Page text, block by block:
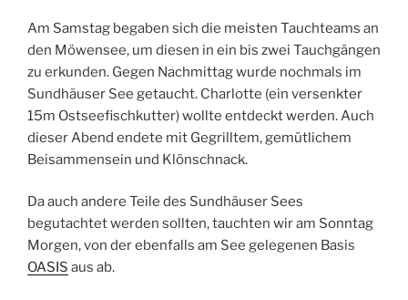
Am Samstag begaben sich die meisten Tauchteams an
den Möwensee, um diesen in ein bis zwei Tauchgängen
zu erkunden. Gegen Nachmittag wurde nochmals im
Sundhäuser See getaucht. Charlotte (ein versenkter
15m Ostseefischkutter) wollte entdeckt werden. Auch
dieser Abend endete mit Gegrilltem, gemütlichem
Beisammensein und Klönschnack.
Da auch andere Teile des Sundhäuser Sees
begutachtet werden sollten, tauchten wir am Sonntag
Morgen, von der ebenfalls am See gelegenen Basis
OASIS aus ab.